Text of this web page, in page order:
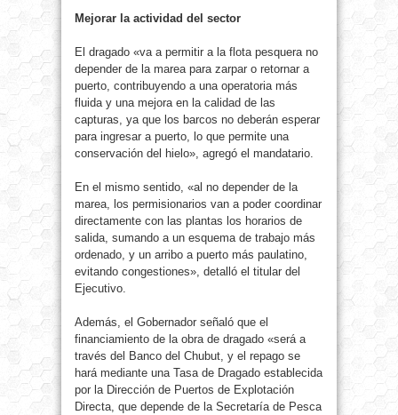
Mejorar la actividad del sector
El dragado «va a permitir a la flota pesquera no
depender de la marea para zarpar o retornar a
puerto, contribuyendo a una operatoria más
fluida y una mejora en la calidad de las
capturas, ya que los barcos no deberán esperar
para ingresar a puerto, lo que permite una
conservación del hielo», agregó el mandatario.
En el mismo sentido, «al no depender de la
marea, los permisionarios van a poder coordinar
directamente con las plantas los horarios de
salida, sumando a un esquema de trabajo más
ordenado, y un arribo a puerto más paulatino,
evitando congestiones», detalló el titular del
Ejecutivo.
Además, el Gobernador señaló que el
financiamiento de la obra de dragado «será a
través del Banco del Chubut, y el repago se
hará mediante una Tasa de Dragado establecida
por la Dirección de Puertos de Explotación
Directa, que depende de la Secretaría de Pesca